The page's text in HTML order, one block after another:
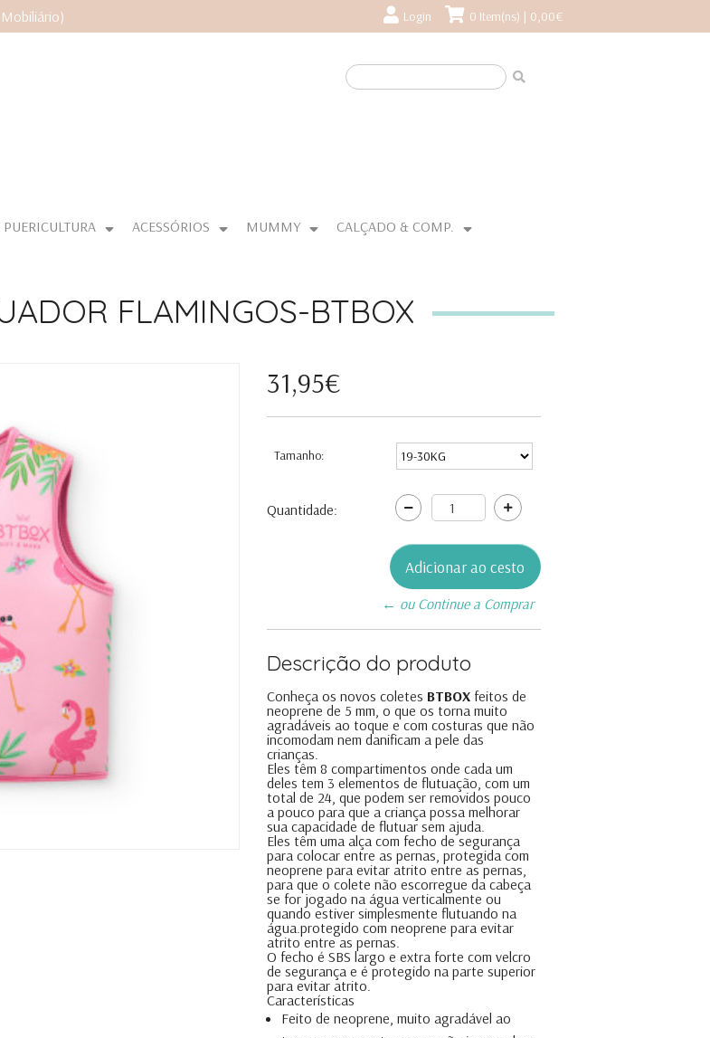
0 Item(ns) | 0,00€
Login
ACESSÓRIOS MUMMY
CALÇADO & COMP.
FLAMINGOS-BTBOX
31,95€
Tamanho:
Quantidade:
← ou Continue a Comprar
Descrição do produto
Conheça os novos coletes BTBOXfeitos de
neoprene de 5 mm, o que os torna muito
agradáveis ao toque e com costuras que não
incomodam nem danificam a pele das
crianças.
Eles têm 8 compartimentos onde cada um
deles tem 3 elementos de flutuação, com um
total de 24, que podem ser removidos pouco
a pouco para que a criança possa melhorar
sua capacidade de flutuar sem ajuda.
Eles têm uma alça com fecho de segurança
para colocar entre as pernas, protegida com
neoprene para evitar atrito entre as pernas,
para que o colete não escorregue da cabeça
se for jogado na água verticalmente ou
quando estiver simplesmente flutuando na
água.protegido com neoprene para evitar
atrito entre as pernas.
O fecho é SBS largo e extra forte com velcro
de segurança e é protegido na parte superior
para evitar atrito.
Características
Feito de neoprene, muito agradável ao